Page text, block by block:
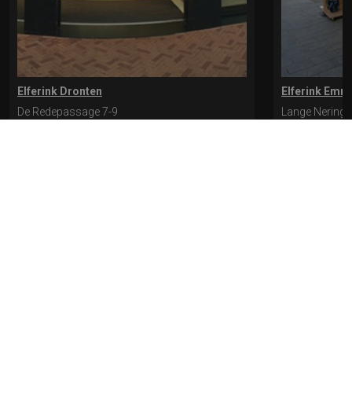
Elferink Dronten
De Redepassage 7-9
Elferink
Lange Nering